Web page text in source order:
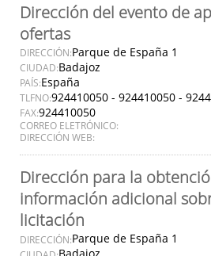
Dirección del evento de
ofertas
DIRECCIÓN:Parque de España 1
CIUDAD:Badajoz
PAÍS:España
TLFNO:924410050 - 924410050 -
FAX:924410050
CORREO ELETRÓNICO:
DIRECCIÓN WEB:
Dirección para la
información adicional
licitación
DIRECCIÓN:Parque de España 1